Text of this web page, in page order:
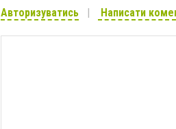
Авторизуватись Написати